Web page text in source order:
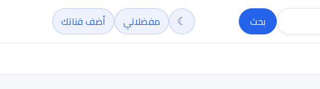
بحث ☾ مفضلاتي أضف قناتك